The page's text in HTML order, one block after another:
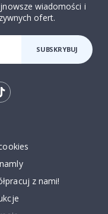
wiadomości i
ofert.
SUBSKRYBUJ
z nami!